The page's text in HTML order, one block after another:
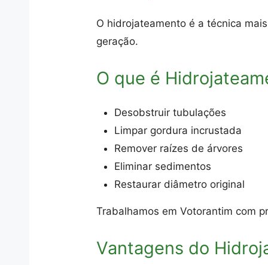
O hidrojateamento é a técnica
geração.
O que é
Desobstruir tubulações
Limpar gordura incrustada
Remover raízes de árvores
Eliminar sedimentos
Restaurar diâmetro original
Trabalhamos em Votorantim com
Vantagens do